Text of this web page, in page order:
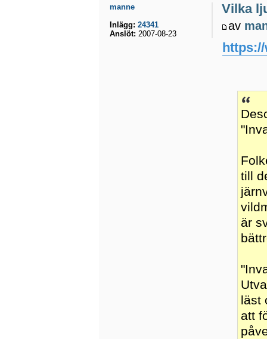
Vilka
av
till
är
läst
att
manne
Inlägg: 24341
Anslöt: 2007-08-23